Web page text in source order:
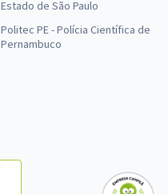
Estado de São Paulo
Politec PE - Polícia Científica de
Pernambuco